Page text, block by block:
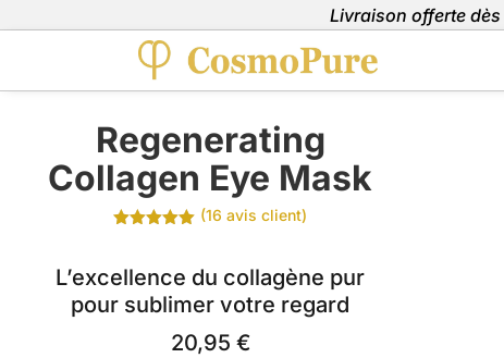
Livraison offerte
Regenerating
Collagen Eye Mask
basé sur
notations
client
(16 avis client)
L’excellence du collagène pur
pour sublimer votre regard
20,95 €